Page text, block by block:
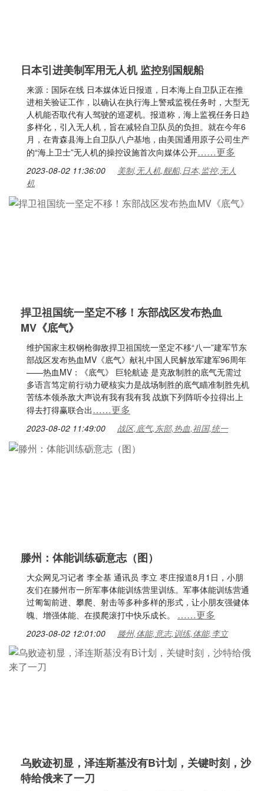
日本引进美制军用无人机 监控别国舰船
来源：国际在线 日本媒体近日报道，日本海上自卫队正在推
进相关验证工作，以确认在执行海上警戒监视任务时，大型无
人机能否取代有人驾驶的巡逻机。报道称，海上监视任务日趋
多样化，引入无人机，旨在减轻自卫队员的负担。就在今年6
月，在青森县海上自卫队八户基地，由美国通用原子公司生产
的“海上卫士”无人机的操控设施首次向媒体公开……更多
2023-08-02 11:36:00
美制,无人机,舰船,日本,监控,无人
机
捍卫祖国统一坚定不移！东部战区发布热血
MV《底气》
维护国家主权钢枪御敌捍卫祖国统一坚定不移“八一”建军节东
部战区发布热血MV《底气》献礼中国人民解放军建军96周年
——热血MV：《底气》 巨轮航迹 是克敌制胜的底气无需过
多语言笃定前行动力硬核实力是战场制胜的底气瞄准制胜先机
苦练本领杀敌大声说有我有我有我 战旗下列阵听令拉得出上
得去打得赢联合出……更多
2023-08-02 11:49:00 战区,底气,东部,热血,祖国,统一
滕州：体能训练砺意志（图）
大众网见习记者 李全基 通讯员 李立 枣庄报道8月1日，小朋
友们在滕州市一所军事体能训练营里训练。军事体能训练营通
过匍匐前进、攀爬、射击等多种多样的形式，让小朋友强健体
魄、增强体能、在摸爬滚打中快乐成长。 ……更多
2023-08-02 12:01:00 滕州,体能,意志,训练,体能,李立
乌败迹初显，泽连斯基没有B计划，关键时刻，沙
特给俄来了一刀